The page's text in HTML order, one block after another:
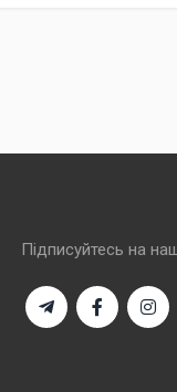
Підписуйтесь на